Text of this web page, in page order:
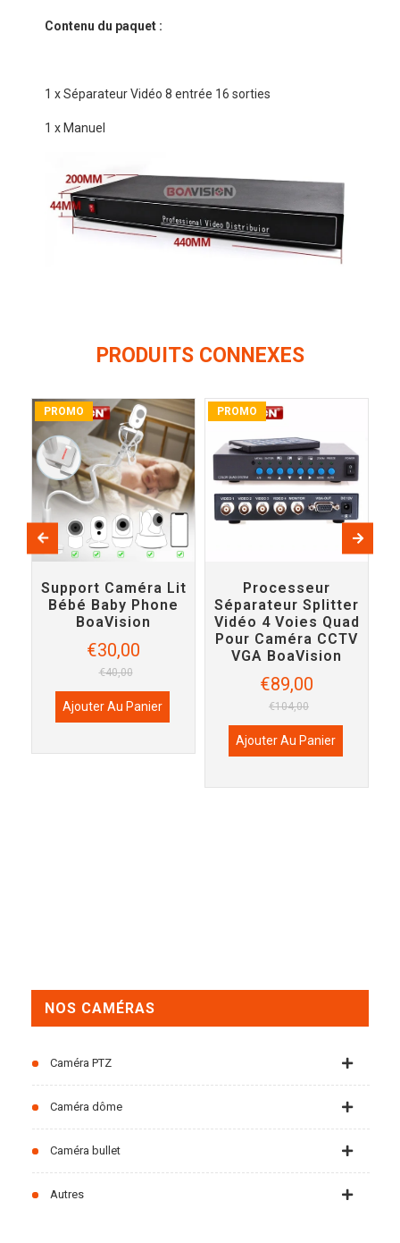
NOS CAMÉRAS
Caméra PTZ
Caméra dôme
Caméra bullet
Autres
Contenu du paquet :
1 x Séparateur Vidéo 8 entrée 16 sorties
1 x Manuel
PRODUITS CONNEXES
PROMO
Support Caméra Lit
Bébé Baby Phone
BoaVision
€30,00
€40,00
Ajouter Au Panier
PROMO
Processeur
Séparateur Splitter
Vidéo 4 Voies Quad
Pour Caméra CCTV
VGA BoaVision
€89,00
€104,00
Ajouter Au Panier